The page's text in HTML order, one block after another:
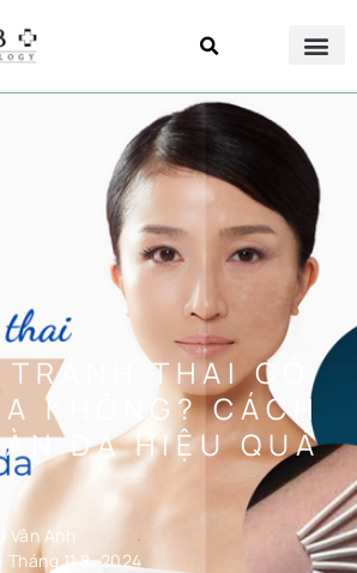
THAI CÓ
KHÔNG? CÁCH
DA HIỆU QUẢ
Vân Anh
Tháng 11 8, 2024